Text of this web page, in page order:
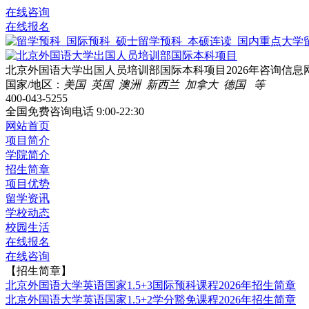
在线咨询
在线报名
北京外国语大学出国人员培训部国际本科项目2026年咨询信息
国家/地区： 美国 英国 澳洲 新西兰 加拿大 德国 等
400-043-5255
全国免费咨询电话 9:00-22:30
网站首页
项目简介
学院简介
招生简章
项目优势
留学资讯
学校动态
校园生活
在线报名
在线咨询
【招生简章】
北京外国语大学英语国家1.5+3国际预科课程2026年招生简章
北京外国语大学英语国家1.5+2学分豁免课程2026年招生简章